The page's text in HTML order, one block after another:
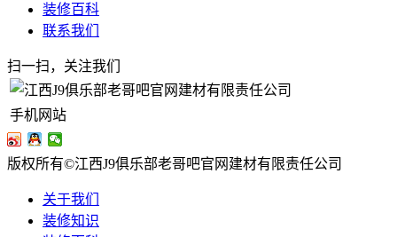
装修百科
联系我们
扫一扫，关注我们
手机网站
版权所有©江西J9俱乐部老哥吧官网建材有限责任公司
关于我们
装修知识